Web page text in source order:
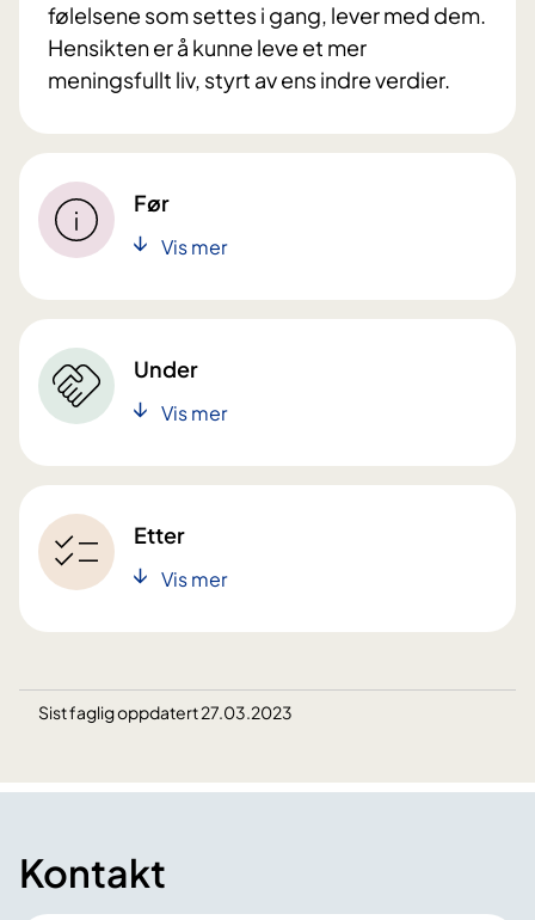
følelsene som settes i gang, lever med dem.
Hensikten er å kunne leve et mer
meningsfullt liv, styrt av ens indre verdier.
Før
Vis mer
Under
Vis mer
Etter
Vis mer
Sist faglig oppdatert 27.03.2023
Kontakt